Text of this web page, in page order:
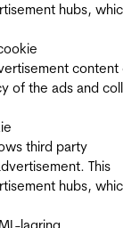
hubs,
content
of the ads and
third party
This
hubs,